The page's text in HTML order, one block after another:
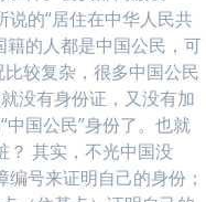
说的“居住在中华人民共
的人都是中国公民，可
比较复杂，很多中国公民
没有身份证，又没有加
国公民”身份了。也就
？ 其实，不光中国没
号来证明自己的身份；